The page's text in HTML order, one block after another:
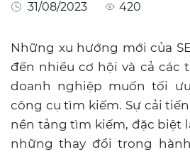
31/08/2023 420
Những xu hướng mới của
đến nhiều cơ hội và cả các
doanh nghiệp muốn tối
công cụ tìm kiếm. Sự cải
nền tảng tìm kiếm, đặc biệt
những thay đổi trong